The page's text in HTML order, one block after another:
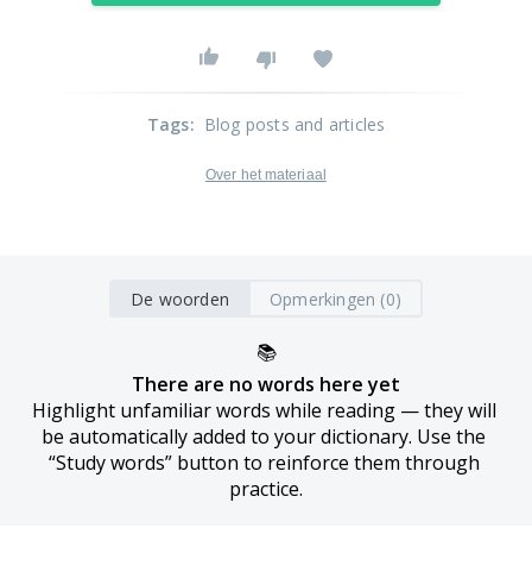
Tags: Blog posts and articles
Over het materiaal
De woorden Opmerkingen (0)
📚
There are no words here yet
Highlight unfamiliar words while reading — they will
be automatically added to your dictionary. Use the
“Study words” button to reinforce them through
practice.